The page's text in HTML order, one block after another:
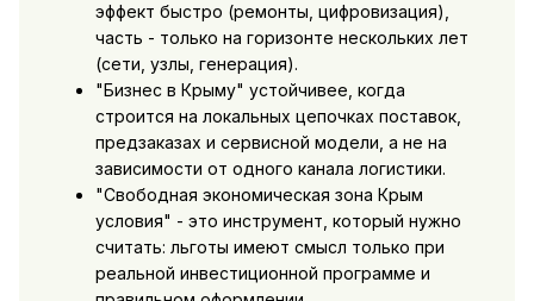
эффект быстро (ремонты, цифровизация),
часть - только на горизонте нескольких лет
(сети, узлы, генерация).
"Бизнес в Крыму" устойчивее, когда
строится на локальных цепочках поставок,
предзаказах и сервисной модели, а не на
зависимости от одного канала логистики.
"Свободная экономическая зона Крым
условия" - это инструмент, который нужно
считать: льготы имеют смысл только при
реальной инвестиционной программе и